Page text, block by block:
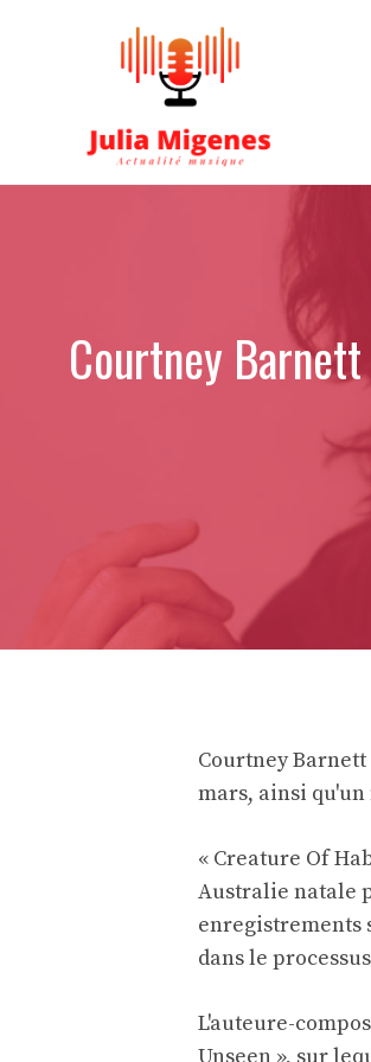
Courtney
Courtney
mars, ainsi qu'un
« Creature Of
Australie natale
enregistrements
dans le
L'auteure-